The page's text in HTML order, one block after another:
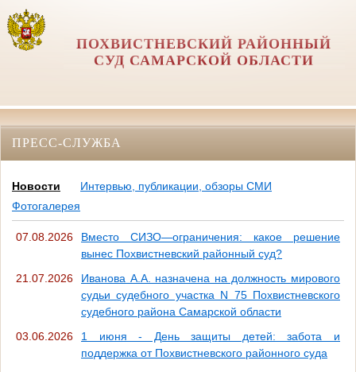
ПОХВИСТНЕВСКИЙ РАЙОННЫЙ
СУД САМАРСКОЙ ОБЛАСТИ
ПРЕСС-СЛУЖБА
Новости
Интервью, публикации, обзоры СМИ
Фотогалерея
07.08.2026
Вместо СИЗО—ограничения: какое решение
вынес Похвистневский районный суд?
21.07.2026
Иванова А.А. назначена на должность мирового
судьи судебного участка N 75 Похвистневского
судебного района Самарской области
03.06.2026
1 июня - День защиты детей: забота и
поддержка от Похвистневского районного суда